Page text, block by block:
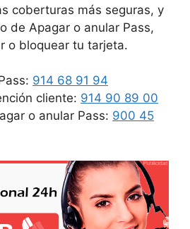
coberturas más seguras, y
de Apagar o anular Pass,
o bloquear tu tarjeta.
914 68 91 94
cliente: 914 90 89 00
o anular Pass: 900 45